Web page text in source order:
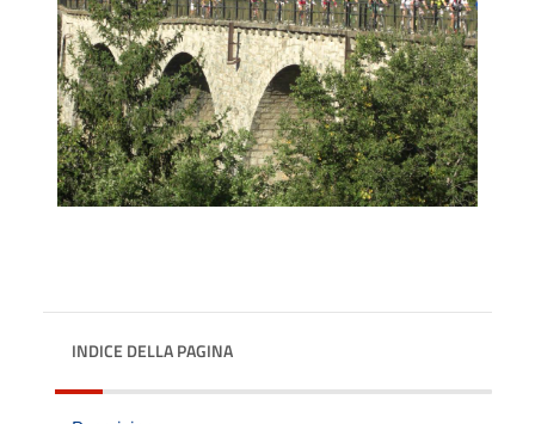
INDICE DELLA PAGINA